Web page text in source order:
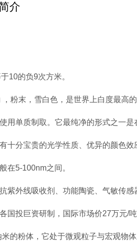
介
10的负9次方米。
粉末，雪白色，是世界上白度最高的
用单质制取。它最纯净的形式之一是
十分宝贵的光学性质、优异的颜色效
在5-100nm之间。
紫外线吸收剂、功能陶瓷、气敏传感
国投巨资研制，国际市场价27万元/吨
米的粉体，它处于微观粒子与宏观